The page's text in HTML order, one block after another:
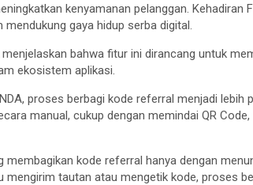
kenyamanan pelanggan. Kehadiran
gaya hidup serba digital.
bahwa fitur ini dirancang untuk
ekosistem aplikasi.
proses berbagi kode referral menjadi lebih
manual, cukup dengan memindai QR
membagikan kode referral hanya dengan
mengirim tautan atau mengetik kode, proses